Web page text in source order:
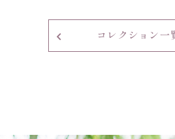
コレクション一